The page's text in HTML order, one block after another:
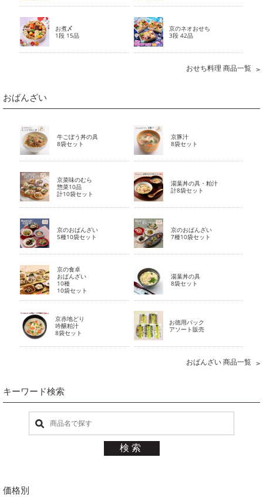
お煮〆
1段 15品
京のネオおせち
3段 42品
おせち料理 商品一覧
おばんざい
牛ごぼう丼の具
8袋セット
京豚汁
8袋セット
京菜味のむら
惣菜10品
計10袋セット
湯葉丼の具・粕汁
計8袋セット
京のおばんざい
5種10袋セット
京のおばんざい
7種10袋セット
京の食卓
おばんざい
10種
10袋セット
湯葉丼の具
8袋セット
京赤地どり
吟醸粕汁
8袋セット
お徳用パック
アソート販売
おばんざい 商品一覧
キーワード検索
価格別